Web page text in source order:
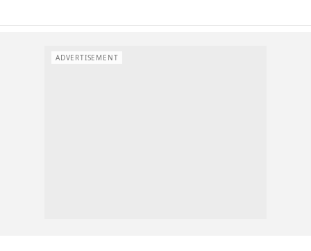
ADVERTISEMENT